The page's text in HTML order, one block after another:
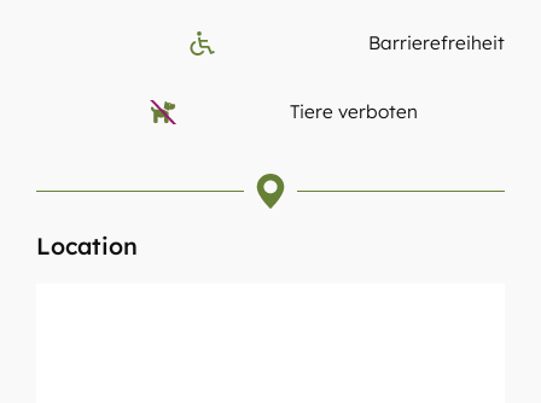
Barrierefreiheit
Tiere verboten
Location